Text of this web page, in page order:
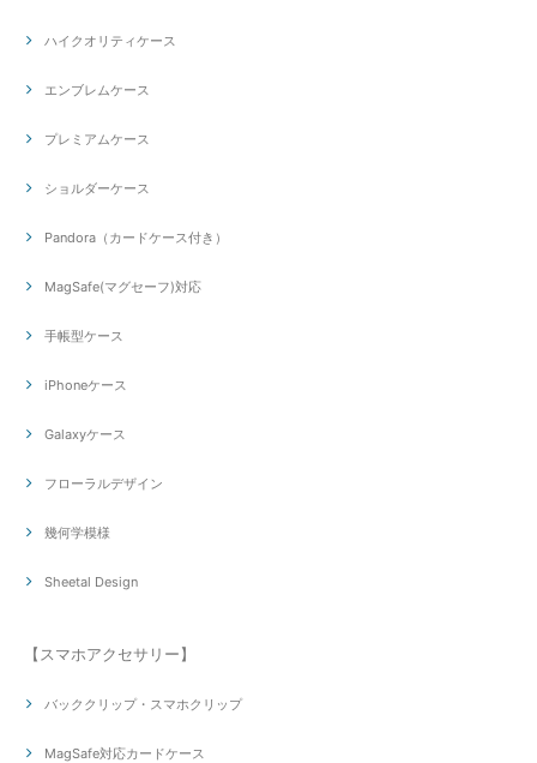
ハイクオリティケース
エンブレムケース
プレミアムケース
ショルダーケース
Pandora（カードケース付き）
MagSafe(マグセーフ)対応
手帳型ケース
iPhoneケース
Galaxyケース
フローラルデザイン
幾何学模様
Sheetal Design
【スマホアクセサリー】
バッククリップ・スマホクリップ
MagSafe対応カードケース